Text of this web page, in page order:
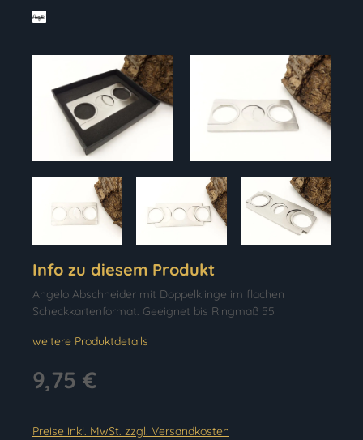
Info zu diesem Produkt
Angelo Abschneider mit Doppelklinge im flachen
Scheckkartenformat. Geeignet bis Ringmaß 55
weitere Produktdetails
9,75 €
Preise inkl. MwSt. zzgl. Versandkosten